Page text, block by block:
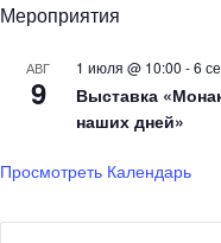
Принцесса
визит
принцу
В рамках своего
семьи. Принцесса
Мероприятия
АВГ
9
1 июля @ 10:00 -6
Выставка
наших дней»
Просмотреть Календарь